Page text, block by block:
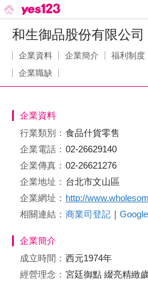
和生御品股份有限公司
企業資料 企業簡介
福利制度
企業職缺
企業資料
行業類別： 食品什貨零售
企業電話： 02-26629140
企業傳真： 02-26621276
企業地址： 台北市文山區
企業網址： http://
相關連結： 商業司登記 ｜
企業簡介
成立時間： 西元1974年
經營理念： 宮廷御點 綴亮精緻